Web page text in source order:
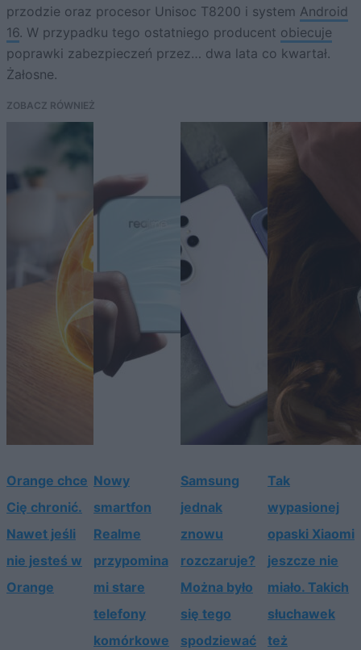
przodzie oraz procesor Unisoc T8200 i system Android
16. W przypadku tego ostatniego producent obiecuje
poprawki zabezpieczeń przez… dwa lata co kwartał.
Żałosne.
ZOBACZ RÓWNIEŻ
Orange chce
Cię chronić.
Nawet jeśli
nie jesteś w
Orange
Nowy
smartfon
Realme
przypomina
mi stare
telefony
komórkowe
Samsung
jednak
znowu
rozczaruje?
Można było
się tego
spodziewać
Tak
wypasionej
opaski Xiaomi
jeszcze nie
miało. Takich
słuchawek
też